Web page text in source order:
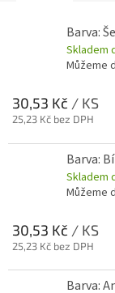
Barva:
Skladem
Můžeme
30,53 Kč / KS
25,23 Kč bez DPH
Barva:
Skladem
Můžeme
30,53 Kč / KS
25,23 Kč bez DPH
Barva: